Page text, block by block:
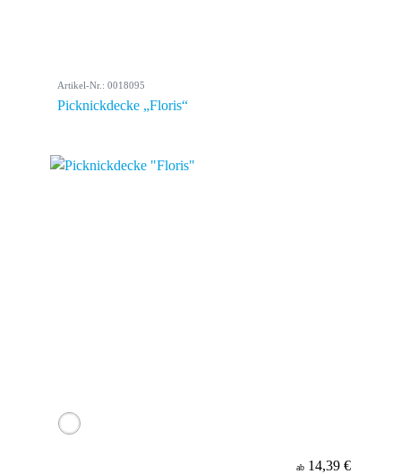
Artikel-Nr.: 0018095
Picknickdecke „Floris“
ab 14,39 €